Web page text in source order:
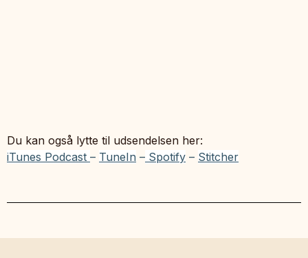
Du kan også lytte til udsendelsen her:
iTunes Podcast – TuneIn – Spotify – Stitcher